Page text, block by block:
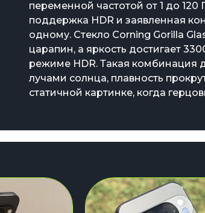
переменной частотой от 1 до 120
поддержка HDR и заявленная
одному. Стекло Corning Gorilla
царапин, а яркость достигает
режиме HDR. Такая комбинация
лучами солнца, плавность
статичной картинке, когда